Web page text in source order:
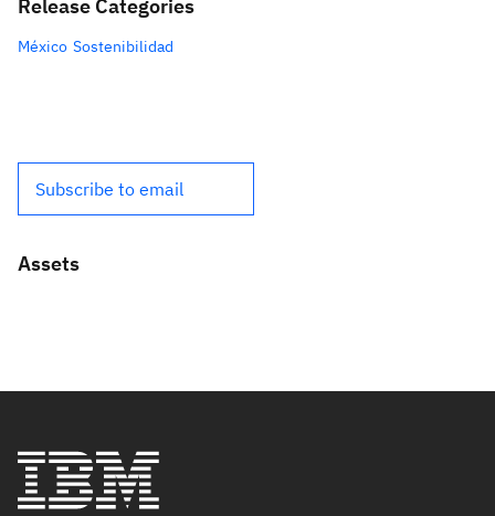
Release Categories
México Sostenibilidad
Subscribe to email
Assets